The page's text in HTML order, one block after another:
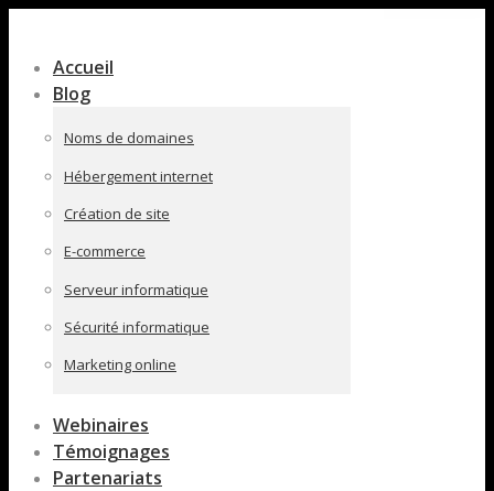
pleine
largeur
Accueil
Blog
Noms de domaines
Hébergement internet
Création de site
E-commerce
Serveur informatique
Sécurité informatique
Marketing online
Webinaires
Témoignages
Partenariats